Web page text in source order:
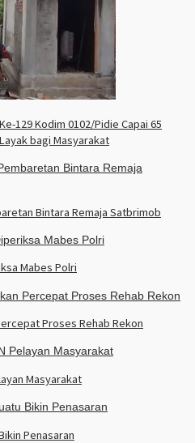
129 Kodim 0102/Pidie Capai 65
bagi Masyarakat
Bintara Remaja Satbrimob
Mabes Polri
Proses Rehab Rekon
Masyarakat
Penasaran